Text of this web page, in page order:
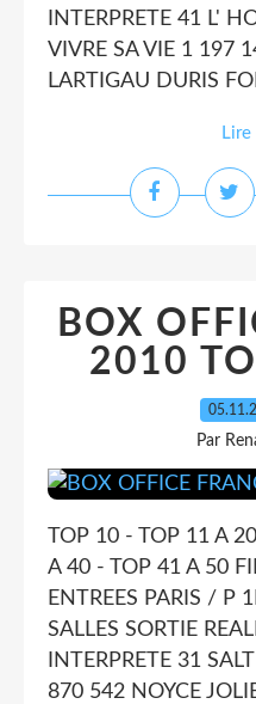
INTERPRETE 41 L'
VIVRE SA VIE 1 197
LARTIGAU DURIS
BOX
2010
Par
TOP 10 - TOP 11 A
A 40 - TOP 41 A 50
ENTREES PARIS / P
SALLES SORTIE
INTERPRETE 31
870 542 NOYCE